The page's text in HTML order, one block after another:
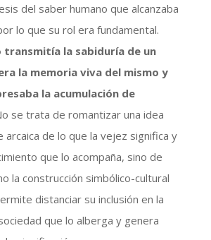
del saber humano que alcanzaba
lo que su rol era fundamental.
transmitía la sabiduría de un
la memoria viva del mismo y
la acumulación de
se trata de romantizar una idea
de lo que la vejez significa y
que lo acompaña, sino de
la construcción simbólico-cultural
distanciar su inclusión en la
que lo alberga y genera